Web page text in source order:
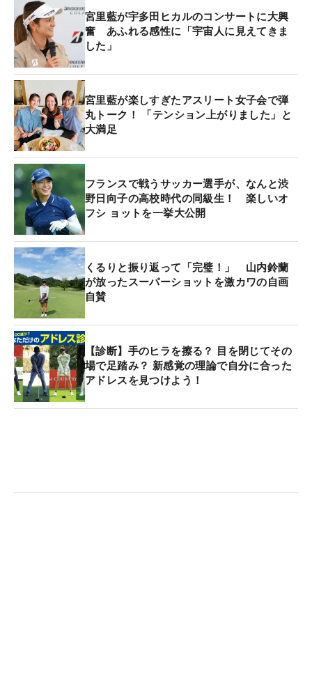
宮里藍が宇多田ヒカルのコンサートに大興
奮 あふれる感性に「宇宙人に見えてきま
した」
宮里藍が楽しすぎたアスリート女子会で弾
丸トーク！ 「テンション上がりました」と
大満足
フランスで戦うサッカー選手が、なんと渋
野日向子の高校時代の同級生！ 楽しいオ
フシ ョットを一挙大公開
くるりと振り返って「完璧！」 山内鈴蘭
が放ったスーパーショットを激カワの自画
自賛
【診断】手のヒラを擦る？ 目を閉じてその
場で足踏み？ 新感覚の理論で自分に合った
アドレスを見つけよう！